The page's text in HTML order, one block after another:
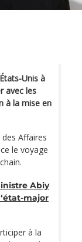
Unis à
avec les
à la mise en
Affaires
le voyage
Abiy
major
à la